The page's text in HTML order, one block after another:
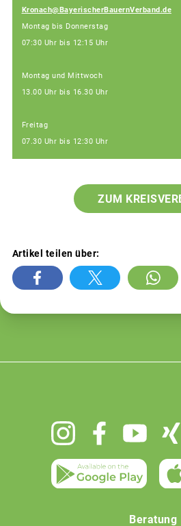
Kronach@BayerischerBauernVerband.de
Montag bis Donnerstag
07:30 Uhr bis 12:15 Uhr
Montag und Mittwoch
13.00 Uhr bis 16.30 Uhr
Freitag
07.30 Uhr bis 12:30 Uhr
ZUM
Artikel teilen über:
Beratung